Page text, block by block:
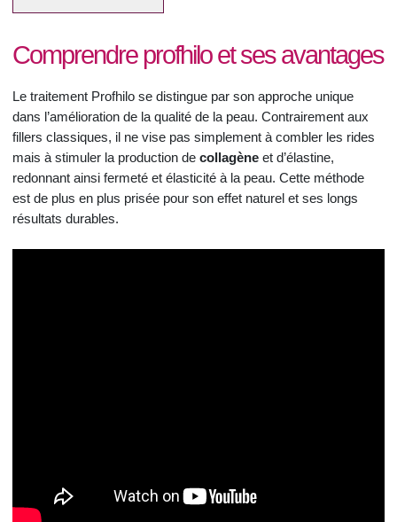
Comprendre profhilo et ses avantages
Le traitement Profhilo se distingue par son approche unique
dans l’amélioration de la qualité de la peau. Contrairement aux
fillers classiques, il ne vise pas simplement à combler les rides
mais à stimuler la production de collagène et d’élastine,
redonnant ainsi fermeté et élasticité à la peau. Cette méthode
est de plus en plus prisée pour son effet naturel et ses longs
résultats durables.